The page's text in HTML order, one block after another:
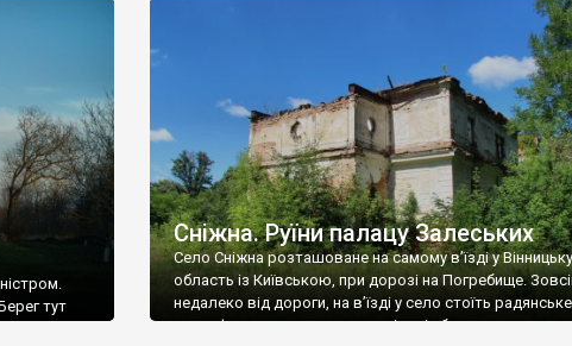
про
старовинний цвинтар із кам’яними хрестами. Всі
збереглися, написані кирилицею,
мовою. За всіма традиційними ознаками – цвинтар
український. Хрести датуються 19 століттям. У 1924-
роках Болган […]
тут
Сніжна. Руїни палацу Залеських
Село Сніжна розташоване на самому в’їзді у Вінницьку
область із Київською, при дорозі на Погребище.
недалеко від дороги, на в’їзді у село стоїть радянське
рельєфне пано, яке показує жінку і яблуню, а трохи